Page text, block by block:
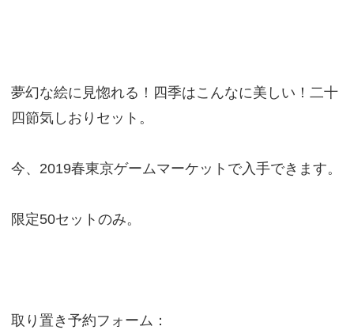
夢幻な絵に見惚れる！四季はこんなに美しい！二十
四節気しおりセット。
今、2019春東京ゲームマーケットで入手できます。
限定50セットのみ。
取り置き予約フォーム：